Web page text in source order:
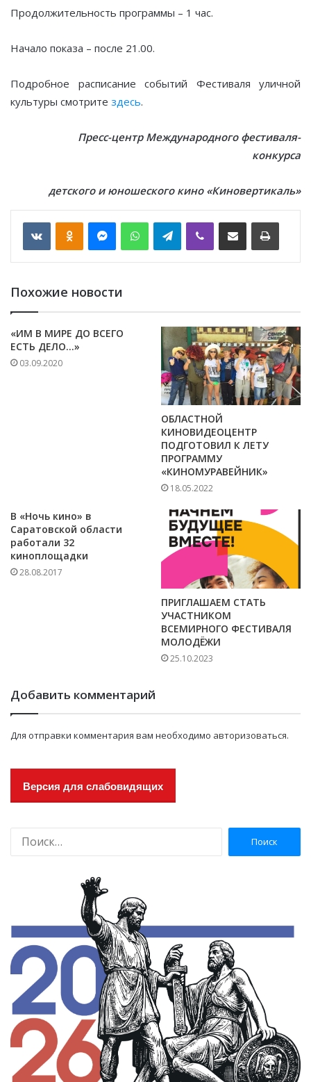
Продолжительность программы – 1 час.
Начало показа – после 21.00.
Подробное расписание событий Фестиваля уличной
культуры смотрите здесь.
Пресс-центр Международного фестиваля-
конкурса
детского и юношеского кино «Киновертикаль»
VKontakte WhatsApp Telegram
Похожие новости
«ИМ В МИРЕ ДО ВСЕГО
ЕСТЬ ДЕЛО…»
03.09.2020
ОБЛАСТНОЙ
КИНОВИДЕОЦЕНТР
ПОДГОТОВИЛ К ЛЕТУ
ПРОГРАММУ
«КИНОМУРАВЕЙНИК»
18.05.2022
В «Ночь кино» в
Саратовской области
работали 32
киноплощадки
28.08.2017
ПРИГЛАШАЕМ СТАТЬ
УЧАСТНИКОМ
ВСЕМИРНОГО ФЕСТИВАЛЯ
МОЛОДЁЖИ
25.10.2023
Добавить комментарий
Для отправки комментария вам необходимо авторизоваться.
Версия для слабовидящих